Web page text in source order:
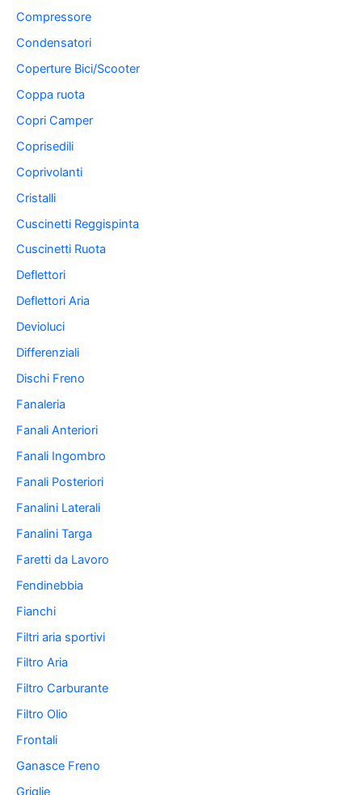
Compressore
Condensatori
Coperture Bici/Scooter
Coppa ruota
Copri Camper
Coprisedili
Coprivolanti
Cristalli
Cuscinetti Reggispinta
Cuscinetti Ruota
Deflettori
Deflettori Aria
Devioluci
Differenziali
Dischi Freno
Fanaleria
Fanali Anteriori
Fanali Ingombro
Fanali Posteriori
Fanalini Laterali
Fanalini Targa
Faretti da Lavoro
Fendinebbia
Fianchi
Filtri aria sportivi
Filtro Aria
Filtro Carburante
Filtro Olio
Frontali
Ganasce Freno
Griglie